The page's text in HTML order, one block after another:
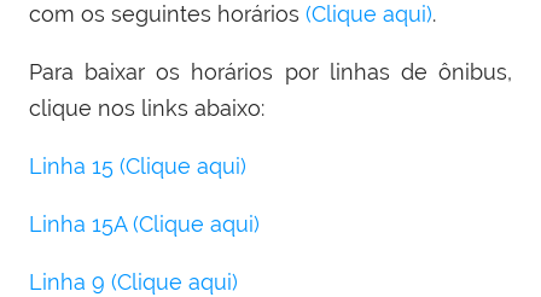
com os seguintes horários (Clique aqui).
Para baixar os horários por linhas de ônibus,
clique nos links abaixo:
Linha 15 (Clique aqui)
Linha 15A (Clique aqui)
Linha 9 (Clique aqui)